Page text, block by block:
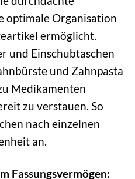
optimale Organisation
ermöglicht.
und Einschubtaschen
und Zahnpasta
Medikamenten
zu verstauen. So
nach einzelnen
an.
Fassungsvermögen: